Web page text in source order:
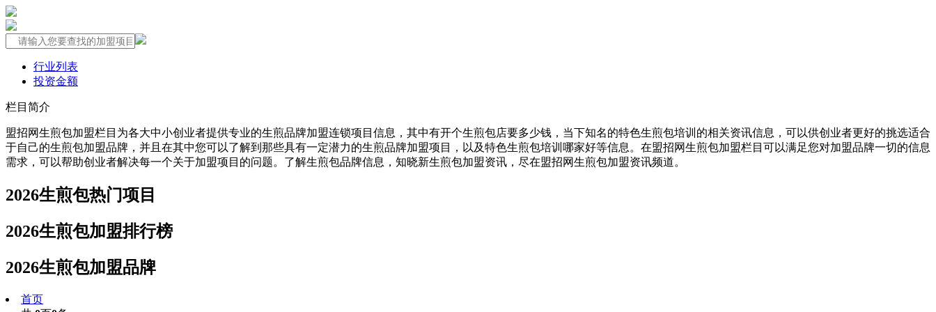
行业列表
投资金额
栏目简介
盟招网生煎包加盟栏目为各大中小创业者提供专业的生煎品牌加盟连锁项目信息，其中有开个生煎包店要多少钱，当下知名的特色生煎包培训的相关资讯信息，可以供创业者更好的挑选适合
于自己的生煎包加盟品牌，并且在其中您可以了解到那些具有一定潜力的生煎品牌加盟项目，以及特色生煎包培训哪家好等信息。在盟招网生煎包加盟栏目可以满足您对加盟品牌一切的信息
需求，可以帮助创业者解决每一个关于加盟项目的问题。了解生煎包品牌信息，知晓新生煎包加盟资讯，尽在盟招网生煎包加盟资讯频道。
2026生煎包热门项目
2026生煎包加盟排行榜
2026生煎包加盟品牌
首页